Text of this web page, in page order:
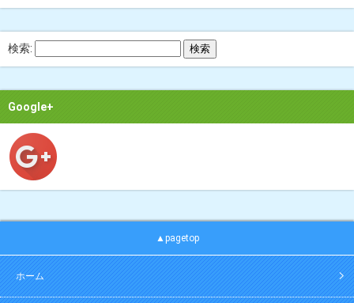
検索:
Google+
▲pagetop
ホーム